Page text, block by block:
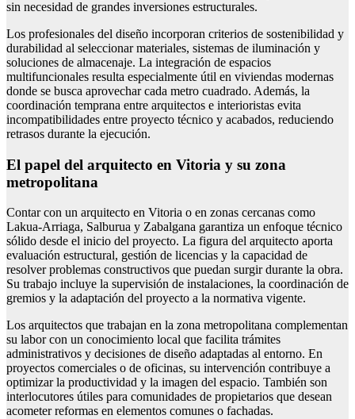
sin necesidad de grandes inversiones estructurales.
Los profesionales del diseño incorporan criterios de sostenibilidad y
durabilidad al seleccionar materiales, sistemas de iluminación y
soluciones de almacenaje. La integración de espacios
multifuncionales resulta especialmente útil en viviendas modernas
donde se busca aprovechar cada metro cuadrado. Además, la
coordinación temprana entre arquitectos e interioristas evita
incompatibilidades entre proyecto técnico y acabados, reduciendo
retrasos durante la ejecución.
El papel del arquitecto en Vitoria y su zona
metropolitana
Contar con un arquitecto en Vitoria o en zonas cercanas como
Lakua-Arriaga, Salburua y Zabalgana garantiza un enfoque técnico
sólido desde el inicio del proyecto. La figura del arquitecto aporta
evaluación estructural, gestión de licencias y la capacidad de
resolver problemas constructivos que puedan surgir durante la obra.
Su trabajo incluye la supervisión de instalaciones, la coordinación de
gremios y la adaptación del proyecto a la normativa vigente.
Los arquitectos que trabajan en la zona metropolitana complementan
su labor con un conocimiento local que facilita trámites
administrativos y decisiones de diseño adaptadas al entorno. En
proyectos comerciales o de oficinas, su intervención contribuye a
optimizar la productividad y la imagen del espacio. También son
interlocutores útiles para comunidades de propietarios que desean
acometer reformas en elementos comunes o fachadas.